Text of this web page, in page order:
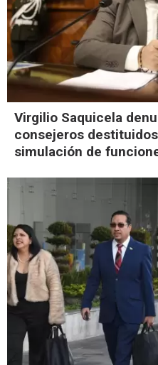
Virgilio Saquicela
consejeros
simulación de